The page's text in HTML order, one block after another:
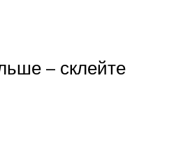
– склейте